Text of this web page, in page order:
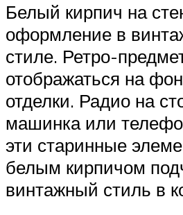
Белый кирпич на
оформление в
стиле. Ретро-
отображаться на
отделки. Радио на
машинка или
эти старинные
белым кирпичом
винтажный стиль в